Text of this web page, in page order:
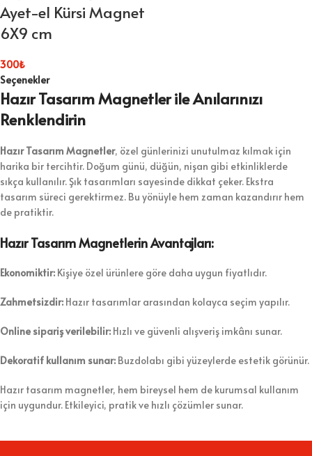
Ayet-el Kürsi Magnet
6X9 cm
300₺
Seçenekler
Hazır Tasarım Magnetler ile Anılarınızı
Renklendirin
Hazır Tasarım Magnetler, özel günlerinizi unutulmaz kılmak için
harika bir tercihtir. Doğum günü, düğün, nişan gibi etkinliklerde
sıkça kullanılır. Şık tasarımları sayesinde dikkat çeker. Ekstra
tasarım süreci gerektirmez. Bu yönüyle hem zaman kazandırır hem
de pratiktir.
Hazır Tasarım Magnetlerin Avantajları:
Ekonomiktir: Kişiye özel ürünlere göre daha uygun fiyatlıdır.
Zahmetsizdir: Hazır tasarımlar arasından kolayca seçim yapılır.
Online sipariş verilebilir: Hızlı ve güvenli alışveriş imkânı sunar.
Dekoratif kullanım sunar: Buzdolabı gibi yüzeylerde estetik görünür.
Hazır tasarım magnetler, hem bireysel hem de kurumsal kullanım
için uygundur. Etkileyici, pratik ve hızlı çözümler sunar.